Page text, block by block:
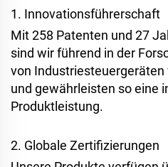
1. Innovationsführerschaft
Mit 258 Patenten und 27
sind wir führend in der
von
und gewährleisten so eine
Produktleistung.
2. Globale Zertifizierungen